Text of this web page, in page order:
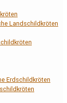
Landschildkröten
Erdschildkröten